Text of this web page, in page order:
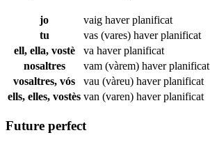
jo vaig haverplanificat
tu
vas (vares) haverplanificat
ell, ella, vostè
va haverplanificat
nosaltres
vam (vàrem) haverplanificat
vosaltres, vós
vau (vàreu) haverplanificat
ells, elles, vostès van (varen) haverplanificat
Future perfect